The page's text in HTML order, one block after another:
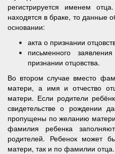
регистрируется именем
находятся в браке, то данные
основании:
акта о признании
письменного
признании отцовства.
Во втором случае вместо
матери, а имя и отчество
матери. Если родители
свидетельстве о рождении
пропущены по желанию
фамилия ребенка
родителей. Ребенок может
матери, так и по фамилии отца.